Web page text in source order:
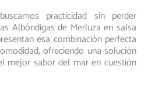
practicidad sin perder
Albóndigas de Merluza en salsa
esa combinación perfecta
ofreciendo una solución
mejor sabor del mar en cuestión